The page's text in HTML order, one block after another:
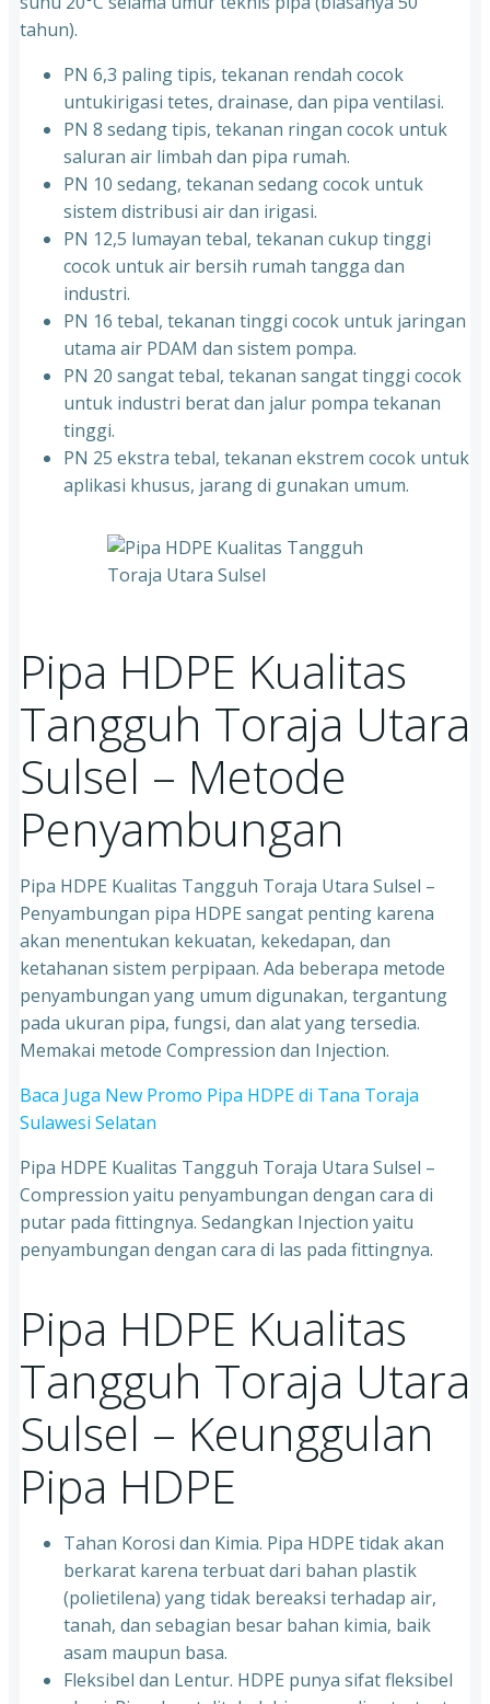
tahun).
PN 6,3 paling tipis, tekanan rendah cocok
untukirigasi tetes, drainase, dan pipa ventilasi.
PN 8 sedang tipis, tekanan ringan cocok untuk
saluran air limbah dan pipa rumah.
PN 10 sedang, tekanan sedang cocok untuk
sistem distribusi air dan irigasi.
PN 12,5 lumayan tebal, tekanan cukup tinggi
cocok untuk air bersih rumah tangga dan
industri.
PN 16 tebal, tekanan tinggi cocok untuk jaringan
utama air PDAM dan sistem pompa.
PN 20 sangat tebal, tekanan sangat tinggi cocok
untuk industri berat dan jalur pompa tekanan
tinggi.
PN 25 ekstra tebal, tekanan ekstrem cocok untuk
aplikasi khusus, jarang di gunakan umum.
Pipa HDPE Kualitas
Tangguh Toraja Utara
Sulsel – Metode
Penyambungan
Pipa HDPE Kualitas Tangguh Toraja Utara Sulsel –
Penyambungan pipa HDPE sangat penting karena
akan menentukan kekuatan, kekedapan, dan
ketahanan sistem perpipaan. Ada beberapa metode
penyambungan yang umum digunakan, tergantung
pada ukuran pipa, fungsi, dan alat yang tersedia.
Memakai metode Compression dan Injection.
Baca Juga New Promo Pipa HDPE di Tana Toraja
Sulawesi Selatan
Pipa HDPE Kualitas Tangguh Toraja Utara Sulsel –
Compression yaitu penyambungan dengan cara di
putar pada fittingnya. Sedangkan Injection yaitu
penyambungan dengan cara di las pada fittingnya.
Pipa HDPE Kualitas
Tangguh Toraja Utara
Sulsel – Keunggulan
Pipa HDPE
Tahan Korosi dan Kimia. Pipa HDPE tidak akan
berkarat karena terbuat dari bahan plastik
(polietilena) yang tidak bereaksi terhadap air,
tanah, dan sebagian besar bahan kimia, baik
asam maupun basa.
Fleksibel dan Lentur. HDPE punya sifat fleksibel